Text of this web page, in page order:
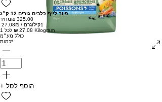
פיור לייף כלבים גורים 12 ק״ג
מחיר
‏27.08 ‏₪ /
1קילוגרם
‏27.08 ‏₪ לכל 1 Kilogram
כולל מע״מ
כמות*
+ הוסף לסל